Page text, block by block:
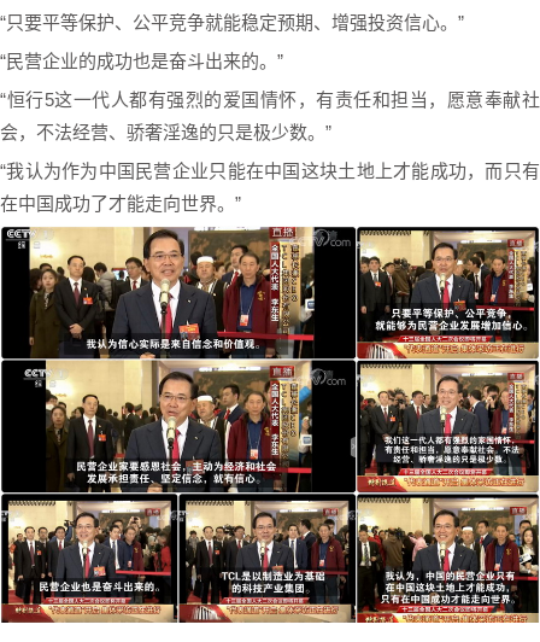
“只要平等保护、公平竞争就能稳定预期、增强投资信心。”
“民营企业的成功也是奋斗出来的。”
“恒行5这一代人都有强烈的爱国情怀，有责任和担当，愿意奉献社
会，不法经营、骄奢淫逸的只是极少数。”
“我认为作为中国民营企业只能在中国这块土地上才能成功，而只有
在中国成功了才能走向世界。”